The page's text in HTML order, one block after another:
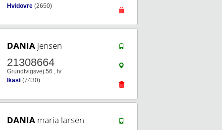
Hvidovre (2650)
DANIA jensen
21308664
Grundtvigsvej 56 , tv
Ikast (7430)
DANIA maria larsen